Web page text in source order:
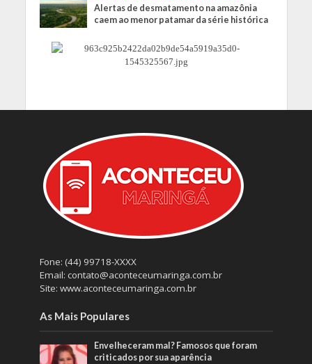
Alertas de desmatamento na amazônia
caem ao menor patamar da série histórica
Fone: (44) 99718-XXXX
Email: contato@aconteceumaringa.com.br
Site: www.aconteceumaringa.com.br
As Mais Populares
Envelheceram mal? Famosos que foram
criticados por sua aparência